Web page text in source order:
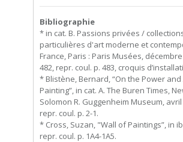
Bibliographie
* in cat. B. Passions privées /
particulières d'art moderne et
France, Paris : Paris Musées, décembre
482, repr. coul. p. 483, croquis
* Blistène, Bernard, “On the Power
Painting”, in cat. A. The Buren Times,
Solomon R. Guggenheim Museum, avril
repr. coul. p. 2-1.
* Cross, Suzan, "Wall of Paintings”, in
repr. coul. p. 1A4-1A5.